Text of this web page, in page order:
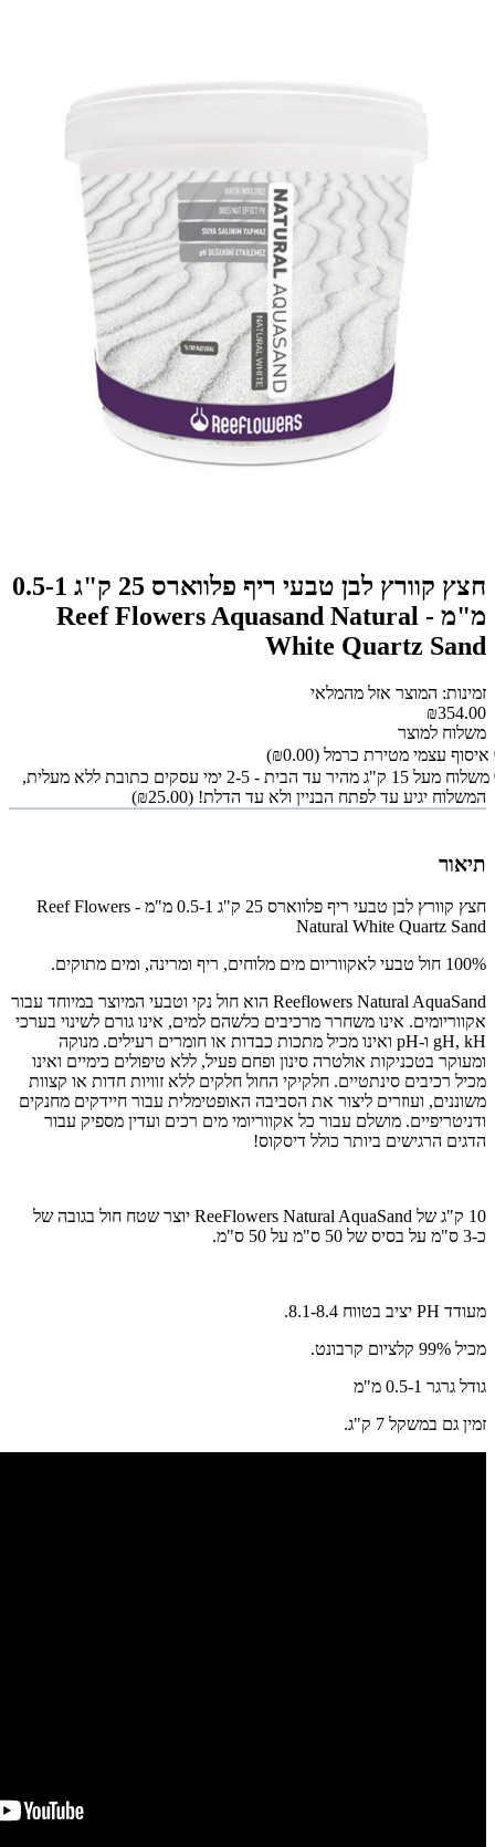
חצץ קוורץ לבן טבעי ריף פלווארס 25 ק"ג 0.5-1
מ"מ - Reef Flowers Aquasand Natural
White Quartz Sand
זמינות: המוצר אזל מהמלאי
₪354.00
משלוח למוצר
איסוף עצמי מטירת כרמל (₪0.00)
משלוח מעל 15 ק"ג מהיר עד הבית - 2-5 ימי עסקים כתובת ללא מעלית,
המשלוח יגיע עד לפתח הבניין ולא עד הדלת! (₪25.00)
תיאור
חצץ קוורץ לבן טבעי ריף פלווארס 25 ק"ג 0.5-1 מ"מ - Reef Flowers
Natural White Quartz Sand
100% חול טבעי לאקווריום מים מלוחים, ריף ומרינה, ומים מתוקים.
Reeflowers Natural AquaSand הוא חול נקי וטבעי המיוצר במיוחד עבור
אקווריומים. אינו משחרר מרכיבים כלשהם למים, אינו גורם לשינוי בערכי
gH, kH ו-pH ואינו מכיל מתכות כבדות או חומרים רעילים. מנוקה
ומעוקר בטכניקות אולטרה סינון ופחם פעיל, ללא טיפולים כימיים ואינו
מכיל רכיבים סינתטיים. חלקיקי החול חלקים ללא זוויות חדות או קצוות
משוננים, ועוזרים ליצור את הסביבה האופטימלית עבור חיידקים מחנקים
ודניטריפיים. מושלם עבור כל אקווריומי מים רכים ועדין מספיק עבור
הדגים הרגישים ביותר כולל דיסקוס!
10 ק"ג של ReeFlowers Natural AquaSand יוצר שטח חול בגובה של
כ-3 ס"מ על בסיס של 50 ס"מ על 50 ס"מ.
מעודד PH יציב בטווח 8.1-8.4.
מכיל 99% קלציום קרבונט.
גודל גרגר 0.5-1 מ"מ
זמין גם במשקל 7 ק"ג.